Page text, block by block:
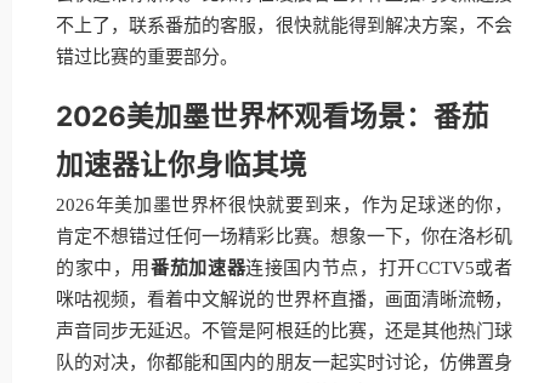
不上了，联系番茄的客服，很快就能得到解决方案，不会
错过比赛的重要部分。
2026美加墨世界杯观看场景：番茄
加速器让你身临其境
2026年美加墨世界杯很快就要到来，作为足球迷的你，
肯定不想错过任何一场精彩比赛。想象一下，你在洛杉矶
的家中，用番茄加速器连接国内节点，打开CCTV5或者
咪咕视频，看着中文解说的世界杯直播，画面清晰流畅，
声音同步无延迟。不管是阿根廷的比赛，还是其他热门球
队的对决，你都能和国内的朋友一起实时讨论，仿佛置身